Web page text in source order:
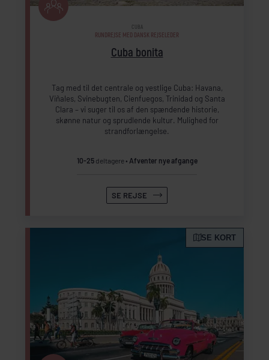
Cuba bonita
CUBA
RUNDREJSE MED DANSK REJSELEDER
Tag med til det centrale og vestlige Cuba: Havana,
Viñales, Svinebugten, Cienfuegos, Trinidad og Santa
Clara – vi suger til os af den spændende historie,
skønne natur og sprudlende kultur. Mulighed for
strandforlængelse.
10-25deltagere Afventer nye afgange
SE REJSE
SE KORT